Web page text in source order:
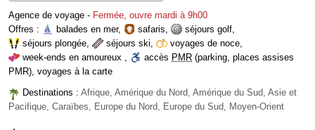
Agence de voyage - Fermée, ouvre mardi à 9h00
Offres :
balades en mer, safaris, séjours golf,
séjours plongée, séjours ski, voyages de noce,
week-ends en amoureux , accès PMR (parking, places assises
PMR), voyages à la carte
Destinations : Afrique, Amérique du Nord, Amérique du Sud, Asie et
Pacifique, Caraïbes, Europe du Nord, Europe du Sud, Moyen-Orient